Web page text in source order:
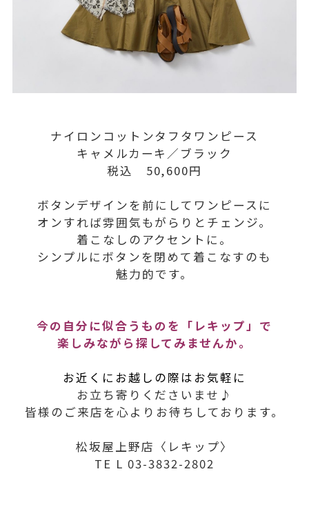
ナイロンコットンタフタワンピース
キャメルカーキ／ブラック
税込 50,600円
ボタンデザインを前にしてワンピースに
オンすれば雰囲気もがらりとチェンジ。
着こなしのアクセントに。
シンプルにボタンを閉めて着こなすのも
魅力的です。
今の自分に似合うものを「レキップ」で
楽しみながら探してみませんか。
お近くにお越しの際はお気軽に
お立ち寄りくださいませ♪
皆様のご来店を心よりお待ちしております。
松坂屋上野店〈レキップ〉
TE L 03-3832-2802